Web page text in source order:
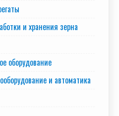
и хранения зерна
оборудование
и автоматика